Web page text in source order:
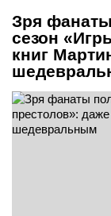
Зря
сезон
книг